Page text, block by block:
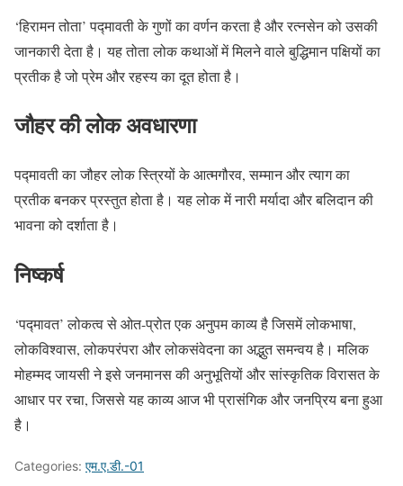
‘हिरामन तोता’ पद्मावती के गुणों का वर्णन करता है और रत्नसेन को उसकी
जानकारी देता है। यह तोता लोक कथाओं में मिलने वाले बुद्धिमान पक्षियों का
प्रतीक है जो प्रेम और रहस्य का दूत होता है।
जौहर की लोक अवधारणा
पद्मावती का जौहर लोक स्त्रियों के आत्मगौरव, सम्मान और त्याग का
प्रतीक बनकर प्रस्तुत होता है। यह लोक में नारी मर्यादा और बलिदान की
भावना को दर्शाता है।
निष्कर्ष
‘पद्मावत’ लोकत्व से ओत-प्रोत एक अनुपम काव्य है जिसमें लोकभाषा,
लोकविश्वास, लोकपरंपरा और लोकसंवेदना का अद्भुत समन्वय है। मलिक
मोहम्मद जायसी ने इसे जनमानस की अनुभूतियों और सांस्कृतिक विरासत के
आधार पर रचा, जिससे यह काव्य आज भी प्रासंगिक और जनप्रिय बना हुआ
है।
Categories: एम.ए.डी.-01